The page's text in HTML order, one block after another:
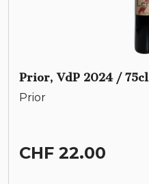
Prior, VdP 2024 / 75cl
Prior
CHF 22.00